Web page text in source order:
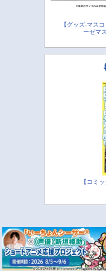
【グッズ-マス
ーゼマ
【コミ